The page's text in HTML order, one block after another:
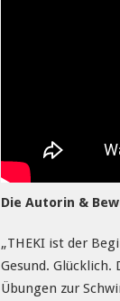
Die Autorin &
„THEKI ist der
Gesund.
Übungen zur